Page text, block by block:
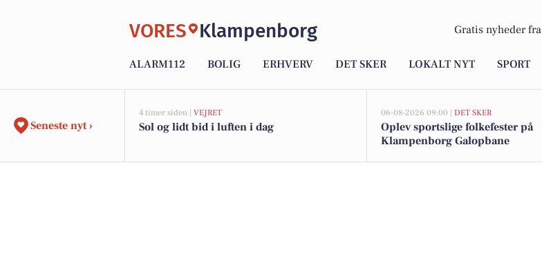
VORES Klampenborg Gratis nyheder fra
ALARM112 BOLIG ERHVERV DET SKER LOKALT NYT SPORT
Seneste nyt ›
4 timer siden | VEJRET
Sol og lidt bid i luften i dag
06-08-2026 09:00 | DET SKER
Oplev sportslige folkefester på
Klampenborg Galopbane